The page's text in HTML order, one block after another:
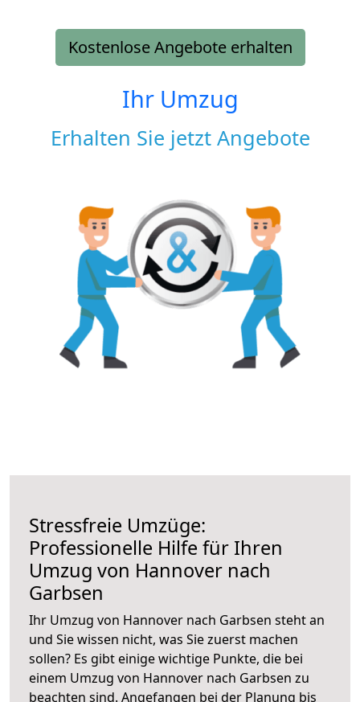
Kostenlose Angebote erhalten
Ihr Umzug
Erhalten Sie jetzt Angebote
Stressfreie Umzüge:
Professionelle Hilfe für Ihren
Umzug von Hannover nach
Garbsen
Ihr Umzug von Hannover nach Garbsen steht an
und Sie wissen nicht, was Sie zuerst machen
sollen? Es gibt einige wichtige Punkte, die bei
einem Umzug von Hannover nach Garbsen zu
beachten sind. Angefangen bei der Planung bis